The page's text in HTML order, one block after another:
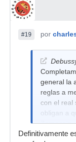
#19 por
general la
reglas a
con el real
obligan a
Zamacois,
cadencial
Definitivamente